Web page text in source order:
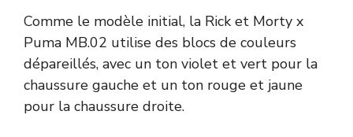
Comme le modèle initial, la Rick et Morty x
Puma MB.02 utilise des blocs de couleurs
dépareillés, avec un ton violet et vert pour la
chaussure gauche et un ton rouge et jaune
pour la chaussure droite.